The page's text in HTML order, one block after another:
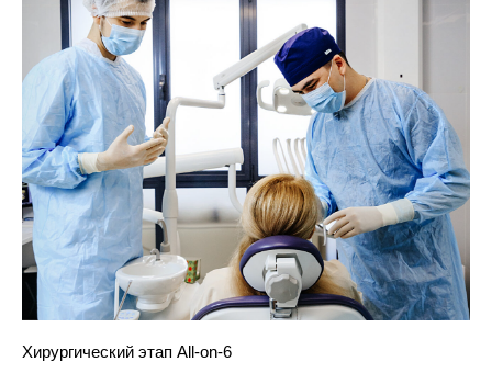
Хирургический этап All-on-6